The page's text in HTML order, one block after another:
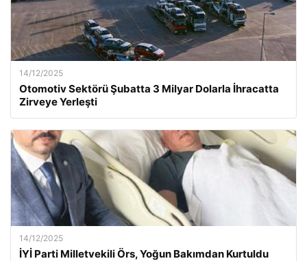
14/12/2025
Otomotiv Sektörü Şubatta 3 Milyar Dolarla İhracatta
Zirveye Yerleşti
14/12/2025
İYİ Parti Milletvekili Örs, Yoğun Bakımdan Kurtuldu